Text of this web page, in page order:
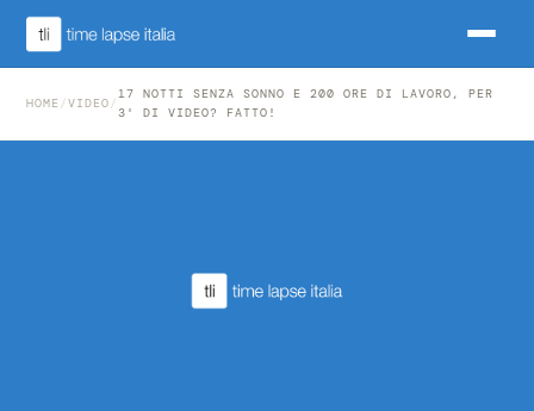
HOME /VIDEO /
17 NOTTI SENZA SONNO E 200 ORE DI LAVORO, PER
3' DI VIDEO? FATTO!